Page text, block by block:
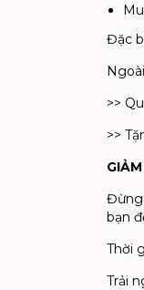
Đặc
>>
>> Tặ
GIẢ
Đừ
bạn
Thời
Trải